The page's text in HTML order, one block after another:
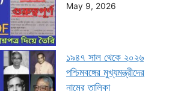
May 9, 2026
১৯৪৭ সাল থেকে ২০২৬
পশ্চিমবঙ্গের মুখ্যমন্ত্রীদের
নামের তালিকা